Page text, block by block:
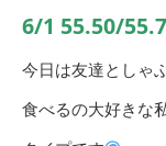
6/1 55.50/
今日は友達としゃ
食べるの大好きな